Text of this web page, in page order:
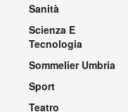
Sanità
Scienza E
Tecnologia
Sommelier Umbria
Sport
Teatro